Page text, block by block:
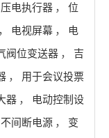
压电执行器 ，
位
， 电视屏幕 ，
电
阀位变送器 ，
吉
，
用于会议投票
器 ，
电动控制设
不间断电源 ，
变